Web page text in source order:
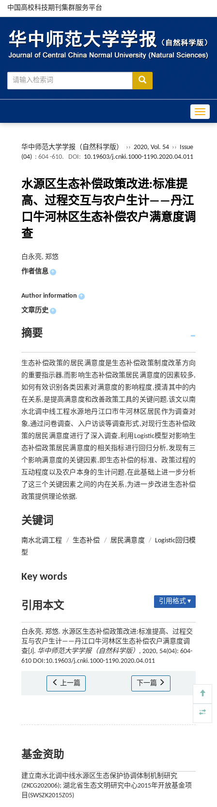
中国高校科技期刊集群服务平台
华中师范大学学报（自然科学版） ›› 2020, Vol. 54 ››
Issue
(04) : 604 -610. DOI: 10.19603/j.cnki.1000-1190.2020.04.011
水源区生态补偿政策改进:标准提
高、过程交互与农户生计——丹江
口牛河林区生态补偿农户满意度调
查
白永亮, 郑悠
作者信息 +
Author information +
文章历史 +
摘要
生态补偿政策的居民满意度是生态补偿政策制度改革方向
的重要指示器,而影响生态补偿政策居民满意度的因素较多,
如何有效识别各类因素对满意度的影响程度,摸清其中的内
在关系,是提高满意度和改善政策工具的关键问题.该文以南
水北调中线工程水源地丹江口市牛河林区居民作为调查对
象,通过问卷调查、入户访谈等调查形式,对现行生态补偿政
策的居民满意度进行了深入调查,利用Logistic模型对影响生
态补偿政策居民满意度的相关指标进行回归分析,发现有三
个影响满意度的关键因素,即生态补偿的标准、政策过程的
互动程度以及农户本身的生计问题,在此基础上进一步分析
了这三个关键因素之间的内在关系,为进一步改进生态补偿
政策提供理论依据.
关键词
南水北调工程 / 生态补偿 / 居民满意度 /
Logistic回归模
型
Key words
引用本文 引用格式 ▾
白永亮, 郑悠. 水源区生态补偿政策改进:标准提高、过程交
互与农户生计——丹江口牛河林区生态补偿农户满意度调
查[J]. 华中师范大学学报（自然科学版） , 2020, 54(04): 604-
610 DOI:10.19603/j.cnki.1000-1190.2020.04.011
上一篇 下一篇
基金资助
建立南水北调中线水源区生态保护协调体制机制研究
(ZKCG202006); 湖北省生态文明研究中心2015年开放基金项
目(SWSZK2015Z05)